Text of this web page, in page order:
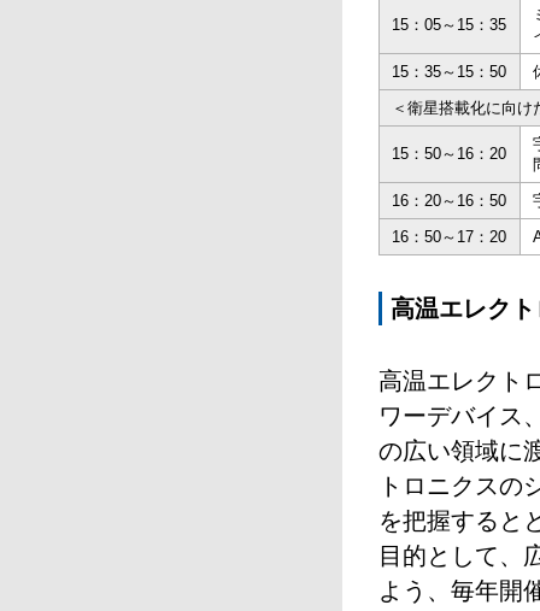
15：05～15：35
15：35～15：50
＜衛星搭載化に向
15：50～16：20
16：20～16：50
16：50～17：20
高温エレク
高温エレクト
ワーデバイス
の広い領域に
トロニクスの
を把握すると
目的として、
よう、毎年開